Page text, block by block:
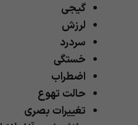
گیجی
لرزش
سردرد
خستگی
اضطراب
حالت تهوع
تغییرات بصری